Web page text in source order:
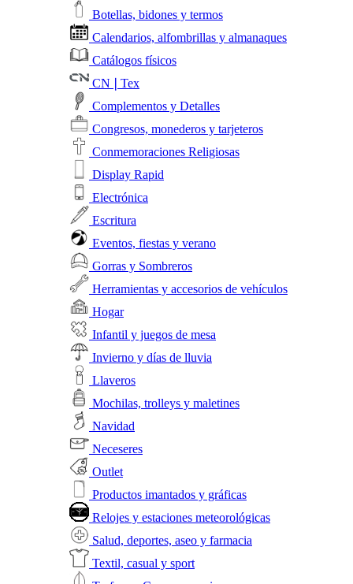
Botellas, bidones y termos
Calendarios, alfombrillas y almanaques
Catálogos físicos
CN❘Tex
Complementos y Detalles
Congresos, monederos y tarjeteros
Conmemoraciones Religiosas
Display Rapid
Electrónica
Escritura
Eventos, fiestas y verano
Gorras y Sombreros
Herramientas y accesorios de vehículos
Hogar
Infantil y juegos de mesa
Invierno y días de lluvia
Llaveros
Mochilas, trolleys y maletines
Navidad
Neceseres
Outlet
Productos imantados y gráficas
Relojes y estaciones meteorológicas
Salud, deportes, aseo y farmacia
Textil, casual y sport